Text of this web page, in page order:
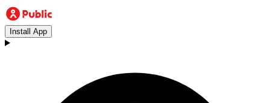
Install App